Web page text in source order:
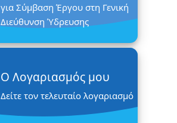
για Σύμβαση Έργου στη Γενική
Διεύθυνση Ύδρευσης
Ο Λογαριασμός μου
Δείτε τον τελευταίο λογαριασμό